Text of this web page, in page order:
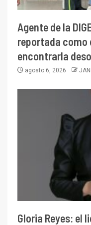
Agente de la
reportada
encontrarla
agosto 6, 2026
Gloria Reyes: el